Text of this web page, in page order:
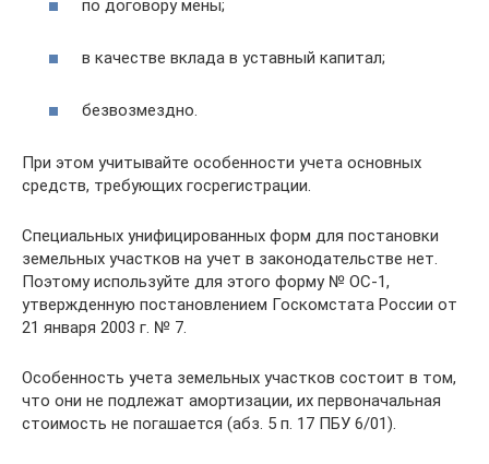
по договору мены;
в качестве вклада в уставный капитал;
безвозмездно.
При этом учитывайте особенности учета основных
средств, требующих госрегистрации.
Специальных унифицированных форм для постановки
земельных участков на учет в законодательстве нет.
Поэтому используйте для этого форму № ОС-1,
утвержденную постановлением Госкомстата России от
21 января 2003 г. № 7.
Особенность учета земельных участков состоит в том,
что они не подлежат амортизации, их первоначальная
стоимость не погашается (абз. 5 п. 17 ПБУ 6/01).